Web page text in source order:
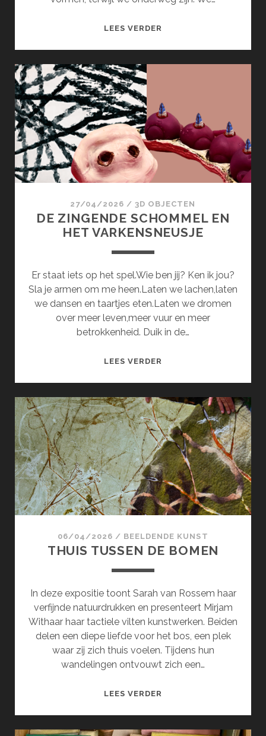
LEES VERDER
27/04/2026 /3D OBJECTEN
DE ZINGENDE SCHOMMEL EN
HET VARKENSNEUSJE
Er staat iets op het spel.Wie ben jij? Ken ik jou?
Sla je armen om me heen.Laten we lachen,laten
we dansen en taartjes eten.Laten we dromen
over meer leven,meer vuur en meer
betrokkenheid. Duik in de…
LEES VERDER
EN
HET
VARKENSNEUSJE
06/04/2026 / BEELDENDE KUNST
THUIS TUSSEN DE BOMEN
In deze expositie toont Sarah van Rossem haar
verfijnde natuurdrukken en presenteert Mirjam
Withaar haar tactiele vilten kunstwerken. Beiden
delen een diepe liefde voor het bos, een plek
waar zij zich thuis voelen. Tijdens hun
wandelingen ontvouwt zich een…
LEES VERDER